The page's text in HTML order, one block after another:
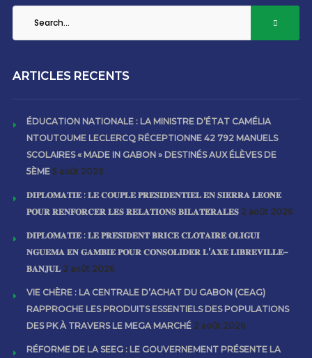
ARTICLES RECENTS
ÉDUCATION NATIONALE : LA MINISTRE D’ÉTAT CAMÉLIA
NTOUTOUME LECLERCQ RÉCEPTIONNE 42 792 MANUELS
SCOLAIRES « MADE IN GABON » DESTINÉS AUX ÉLÈVES DE
5ÈME 5 août 2026
𝐃𝐈𝐏𝐋𝐎𝐌𝐀𝐓𝐈𝐄 : 𝐋𝐄 𝐂𝐎𝐔𝐏𝐋𝐄 𝐏𝐑𝐄́𝐒𝐈𝐃𝐄𝐍𝐓𝐈𝐄𝐋 𝐄𝐍 𝐒𝐈𝐄𝐑𝐑𝐀 𝐋𝐄𝐎𝐍𝐄
𝐏𝐎𝐔𝐑 𝐑𝐄𝐍𝐅𝐎𝐑𝐂𝐄𝐑 𝐋𝐄𝐒 𝐑𝐄𝐋𝐀𝐓𝐈𝐎𝐍𝐒 𝐁𝐈𝐋𝐀𝐓𝐄́𝐑𝐀𝐋𝐄𝐒 2 août 2026
𝐃𝐈𝐏𝐋𝐎𝐌𝐀𝐓𝐈𝐄 : 𝐋𝐄 𝐏𝐑𝐄́𝐒𝐈𝐃𝐄𝐍𝐓 𝐁𝐑𝐈𝐂𝐄 𝐂𝐋𝐎𝐓𝐀𝐈𝐑𝐄 𝐎𝐋𝐈𝐆𝐔𝐈
𝐍𝐆𝐔𝐄𝐌𝐀 𝐄𝐍 𝐆𝐀𝐌𝐁𝐈𝐄 𝐏𝐎𝐔𝐑 𝐂𝐎𝐍𝐒𝐎𝐋𝐈𝐃𝐄𝐑 𝐋’𝐀𝐗𝐄 𝐋𝐈𝐁𝐑𝐄𝐕𝐈𝐋𝐋𝐄–
𝐁𝐀𝐍𝐉𝐔𝐋 2 août 2026
VIE CHÈRE : LA CENTRALE D’ACHAT DU GABON (CEAG)
RAPPROCHE LES PRODUITS ESSENTIELS DES POPULATIONS
DES PK À TRAVERS LE MEGA MARCHÉ 2 août 2026
RÉFORME DE LA SEEG : LE GOUVERNEMENT PRÉSENTE LA